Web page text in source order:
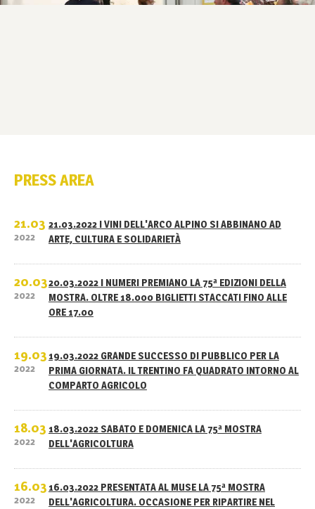
PRESS AREA
21.03
2022
21.03.2022 I VINI DELL'ARCO ALPINO SI ABBINANO AD
ARTE, CULTURA E SOLIDARIETÀ
20.03
2022
20.03.2022 I NUMERI PREMIANO LA 75ª EDIZIONI DELLA
MOSTRA. OLTRE 18.000 BIGLIETTI STACCATI FINO ALLE
ORE 17.00
19.03
2022
19.03.2022 GRANDE SUCCESSO DI PUBBLICO PER LA
PRIMA GIORNATA. IL TRENTINO FA QUADRATO INTORNO AL
COMPARTO AGRICOLO
18.03
2022
18.03.2022 SABATO E DOMENICA LA 75ª MOSTRA
DELL'AGRICOLTURA
16.03
2022
16.03.2022 PRESENTATA AL MUSE LA 75ª MOSTRA
DELL'AGRICOLTURA. OCCASIONE PER RIPARTIRE NEL